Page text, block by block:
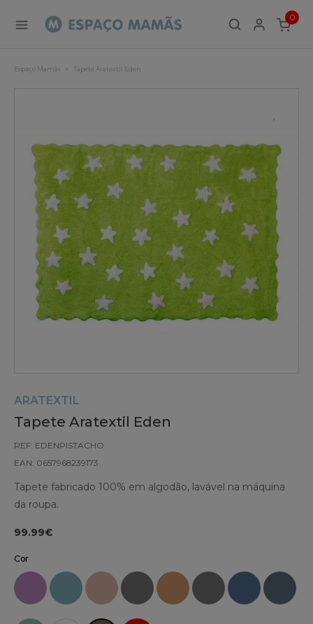
0
ITEMS
Espaço Mamãs Tapete Aratextil Eden
ARATEXTIL
Tapete Aratextil Eden
REF: EDENPISTACHO
EAN: 0657968239173
Tapete fabricado 100% em algodão, lavável na máquina
da roupa.
99.99€
Cor